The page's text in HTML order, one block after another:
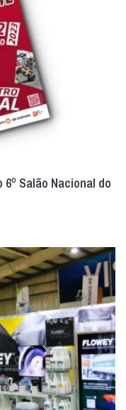
Salão Nacional do